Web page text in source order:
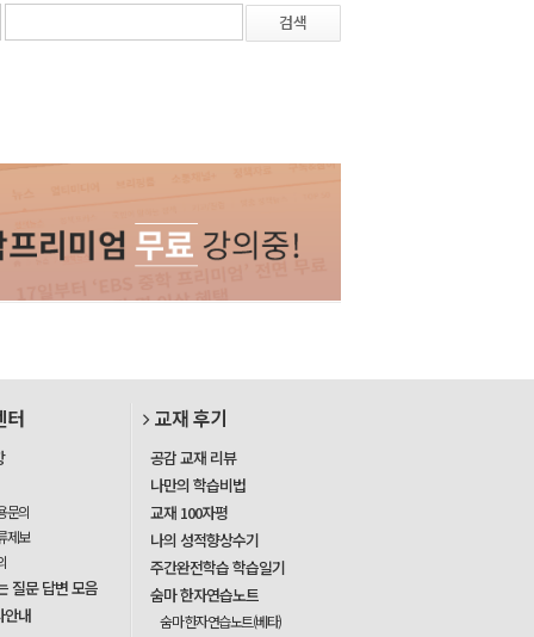
검색
터
문의
제보
질문 답변 모음
안내
교재 후기
공감 교재 리뷰
나만의 학습비법
교재 100자평
나의 성적향상수기
주간완전학습 학습일기
숨마 한자연습노트
숨마 한자연습노트(베타)